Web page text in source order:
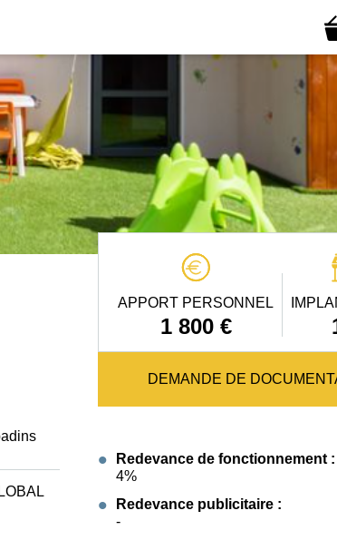
APPORT PERSONNEL
1 800 €
DEMANDE DE
Redevance de fonctionnement :
4%
Redevance publicitaire :
-